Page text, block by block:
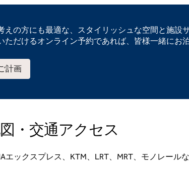
えの方にも最適な、スタイリッシュな空間と施設
ただけるオンライン予約であれば、皆様一緒にお
計画
・交通アクセス
ックスプレス、KTM、LRT、MRT、モノレール